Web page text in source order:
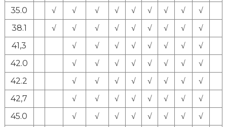
35.0
√ √ √ √ √ √ √ √
√
38.1
√ √ √ √ √ √ √ √
√
41,3
√ √ √ √ √ √ √
√
42.0
√ √ √ √ √ √ √
√
42.2
√ √ √ √ √ √ √
√
42,7
√ √ √ √ √ √ √
√
45.0
√ √ √ √ √ √ √
√